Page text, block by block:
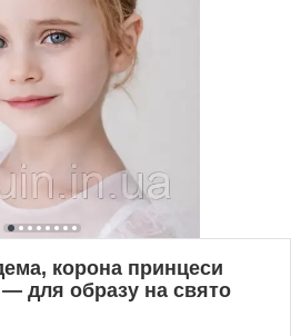
корона принцеси
для образу на свято